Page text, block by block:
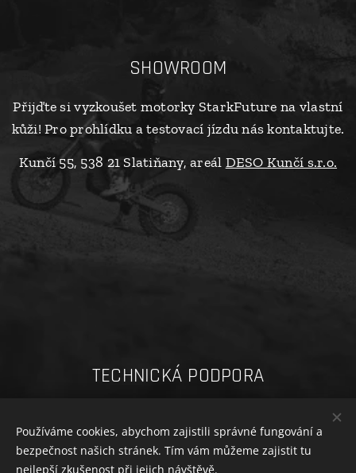
SHOWROOM
Přijďte si vyzkoušet motorky StarkFuture na vlastní
kůži! Pro prohlídku a testovací jízdu nás kontaktujte.
Kunčí 55, 538 21 Slatiňany, areál DESO Kunčí s.r.o.
TECHNICKÁ PODPORA
Používáme cookies, abychom zajistili správné fungování a
bezpečnost našich stránek. Tím vám můžeme zajistit tu
nejlepší zkušenost při jejich návštěvě.